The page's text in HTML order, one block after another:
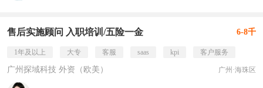
售后实施顾问 入职培训/五险一金 6-8千
1年及以上 大专 客服 saas kpi 客户服务
广州探域科技 外资（欧美） 广州·海珠区